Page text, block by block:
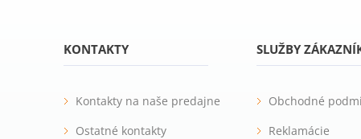
KONTAKTY
Kontakty na naše predajne
Ostatné kontakty
SLUŽBY
Obchodné
Reklamácie